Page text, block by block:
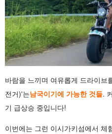
바람을 느끼며 여유롭게 드라이
전거)'는남국이기에 가능한 것들.
기 급상승 중입니다!
이번에는 그런 이시가키섬에서 체